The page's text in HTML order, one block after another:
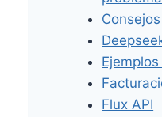
Flux API